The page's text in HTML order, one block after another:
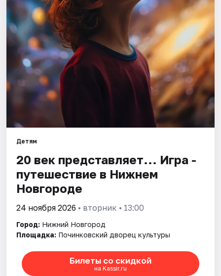
Артисты
Рейтинги
Детям
20 век представляет... Игра -
путешествие в Нижнем
Новгороде
24 ноября 2026 • вторник • 13:00
Город: Нижний Новгород
Площадка: Починковский дворец культуры
Билеты со скидкой
на Kassir.ru